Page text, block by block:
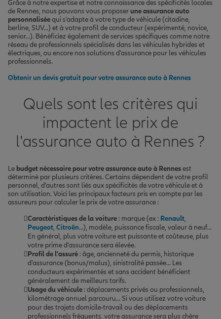
Grâce à notre expertise et notre connaissance des spécificités locales
de Rennes, nous pouvons vous proposerune assurance auto
personnaliséequi s'adapte à votre type de véhicule (citadine,
berline, SUV...) et à votre profil de conducteur (expérimenté, novice,
senior...). Bénéficiez également de services spécifiques comme notre
réseau de professionnels spécialisés dans les véhicules hybrides et
électriques, ou encore nos solutions d'assurance pour les véhicules
professionnels.
Obtenir un devis gratuit pour votre assurance auto à Rennes
Quels sont les critères qui
impactent le prix de
l'assurance auto à Rennes ?
Le budget nécessaire pour votre assurance auto à Rennesest
déterminé par plusieurs critères. Certains dépendent de votre profil
personnel, d'autres sont liés aux spécificités de votre véhicule et à
son utilisation. Voici les principaux facteurs pris en compte par les
assureurs pour calculer le prix de votre assurance :
Caractéristiques de la voiture : marque (ex : Renault,
Peugeot, Citroën...), modèle, puissance fiscale, valeur à neuf...
En général, plus votre voiture est puissante et coûteuse, plus
votre prime d'assurance sera élevée.
Profil de l'assuré : âge, ancienneté du permis, historique
d'assurance (bonus/malus), sinistralité passée... Les
conducteurs expérimentés et sans accident bénéficient
généralement de meilleurs tarifs.
Usage du véhicule : déplacements privés ou professionnels,
kilométrage annuel parcouru... Si vous utilisez votre voiture
pour des trajets domicile-travail ou des déplacements
professionnels fréquents, votre assurance sera plus chère